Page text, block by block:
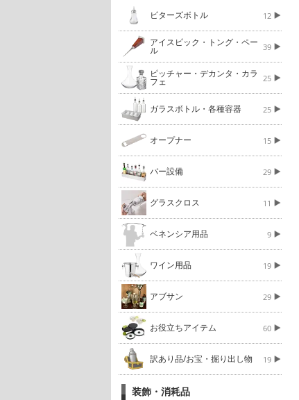
ビターズボトル 12
アイスピック・トング・ペー
ル 39
ピッチャー・デカンタ・カラ
フェ 25
ガラスボトル・各種容器 25
オープナー 15
バー設備 29
グラスクロス 11
ベネンシア用品 9
ワイン用品 19
アブサン 29
お役立ちアイテム 60
訳あり品/お宝・掘り出し物 19
装飾・消耗品